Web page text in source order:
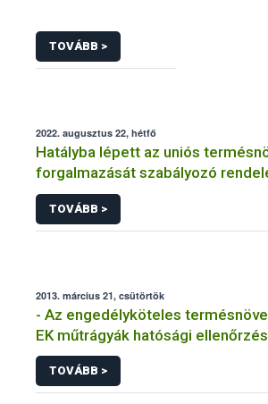
TOVÁBB >
2022. augusztus 22, hétfő
Hatályba lépett az uniós
forgalmazását szabályozó
TOVÁBB >
2013. március 21, csütörtök
- Az engedélyköteles
EK műtrágyák hatósági
TOVÁBB >